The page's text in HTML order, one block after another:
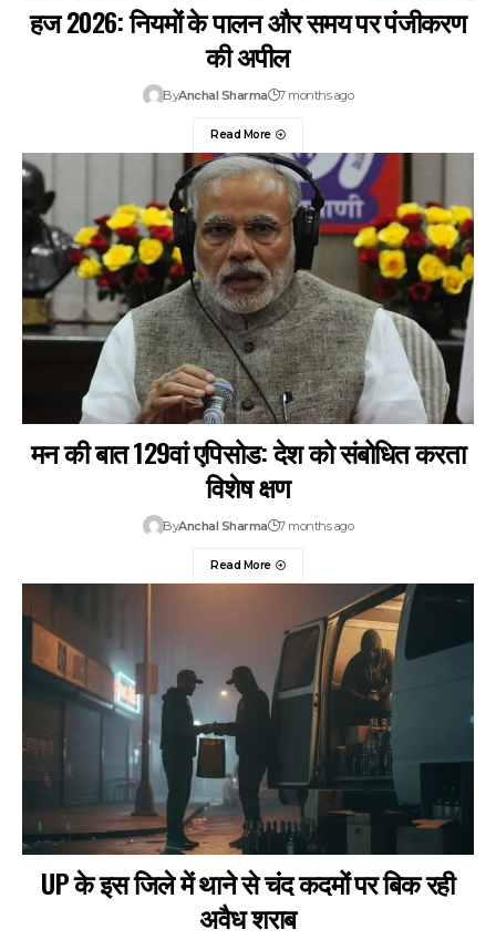
हज 2026: नियमों के पालन और समय पर पंजीकरण
की अपील
ByAnchal Sharma 7 months ago
Read More
मन की बात 129वां एपिसोड: देश को संबोधित करता
विशेष क्षण
ByAnchal Sharma 7 months ago
Read More
UP के इस जिले में थाने से चंद कदमों पर बिक रही
अवैध शराब